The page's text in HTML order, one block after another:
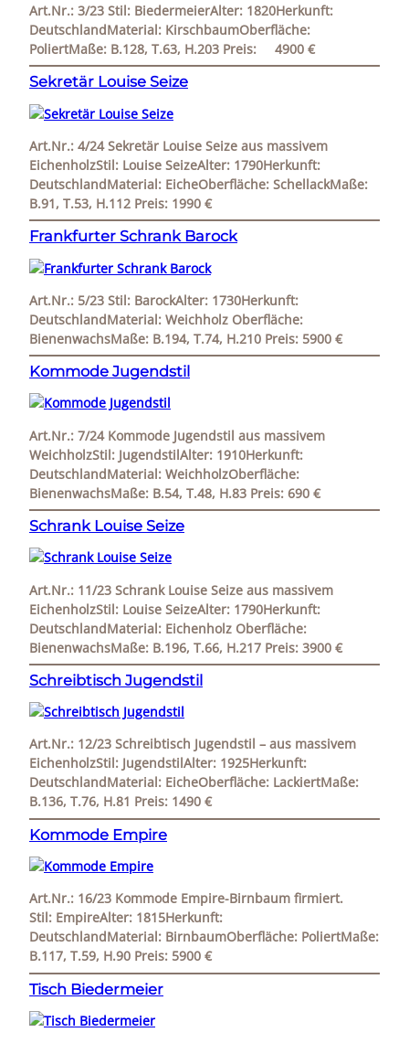
Art.Nr.: 3/23 Stil: BiedermeierAlter: 1820Herkunft:
DeutschlandMaterial: KirschbaumOberfläche:
PoliertMaße: B.128, T.63, H.203 Preis: 4900 €
Sekretär Louise Seize
Art.Nr.: 4/24 Sekretär Louise Seize aus massivem
EichenholzStil: Louise SeizeAlter: 1790Herkunft:
DeutschlandMaterial: EicheOberfläche: SchellackMaße:
B.91, T.53, H.112 Preis: 1990 €
Frankfurter Schrank Barock
Art.Nr.: 5/23 Stil: BarockAlter: 1730Herkunft:
DeutschlandMaterial: Weichholz Oberfläche:
BienenwachsMaße: B.194, T.74, H.210 Preis: 5900 €
Kommode Jugendstil
Art.Nr.: 7/24 Kommode Jugendstil aus massivem
WeichholzStil: JugendstilAlter: 1910Herkunft:
DeutschlandMaterial: WeichholzOberfläche:
BienenwachsMaße: B.54, T.48, H.83 Preis: 690 €
Schrank Louise Seize
Art.Nr.: 11/23 Schrank Louise Seize aus massivem
EichenholzStil: Louise SeizeAlter: 1790Herkunft:
DeutschlandMaterial: Eichenholz Oberfläche:
BienenwachsMaße: B.196, T.66, H.217 Preis: 3900 €
Schreibtisch Jugendstil
Art.Nr.: 12/23 Schreibtisch Jugendstil – aus massivem
EichenholzStil: JugendstilAlter: 1925Herkunft:
DeutschlandMaterial: EicheOberfläche: LackiertMaße:
B.136, T.76, H.81 Preis: 1490 €
Kommode Empire
Art.Nr.: 16/23 Kommode Empire-Birnbaum firmiert.
Stil: EmpireAlter: 1815Herkunft:
DeutschlandMaterial: BirnbaumOberfläche: PoliertMaße:
B.117, T.59, H.90 Preis: 5900 €
Tisch Biedermeier